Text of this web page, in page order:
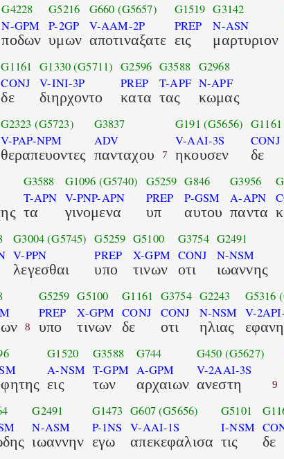
G4228
N-GPM
ποδων
G5216
P-2GP
υμων
G660 (G5657)
V-AAM-2P
αποτιναξατε
G1519
PREP
εις
G3142
N-ASN
μαρτυριον
G1161
CONJ
δε
G1330(G5711)
V-INI-3P
διηρχοντο
G2596
PREP
κατα
G3588
T-APF
τας
G2968
N-APF
κωμας
G2323 (G5723)
V-PAP-NPM
θεραπευοντες
G3837
ADV
πανταχου 7
G191 (G5656)
V-AAI-3S
ηκουσεν
G1161
CONJ
δε
G3588
T-APN
τα
G1096 (G5740)
V-PNP-APN
γινομενα
G5259
PREP
υπ
G846
P-GSM
αυτου
G3956
A-APN
παντα
G3004(G5745)
V-PPN
λεγεσθαι
G5259
PREP
υπο
G5100
X-GPM
τινων
G3754
CONJ
οτι
G2491
N-NSM
ιωαννης
8
G5259
PREP
υπο
G5100
X-GPM
τινων
G1161
CONJ
δε
G3754
CONJ
οτι
G2243
N-NSM
ηλιας
G5316
V-
εφανη
G1520
A-NSM
εις
G3588
T-GPM
των
G744
A-GPM
αρχαιων
G450 (G5627)
V-2AAI-3S
ανεστη 9
G2491
N-ASM
ιωαννην
G1473
P-1NS
εγω
G607(G5656)
V-AAI-1S
απεκεφαλισα
G5101
I-NSM
τις δε